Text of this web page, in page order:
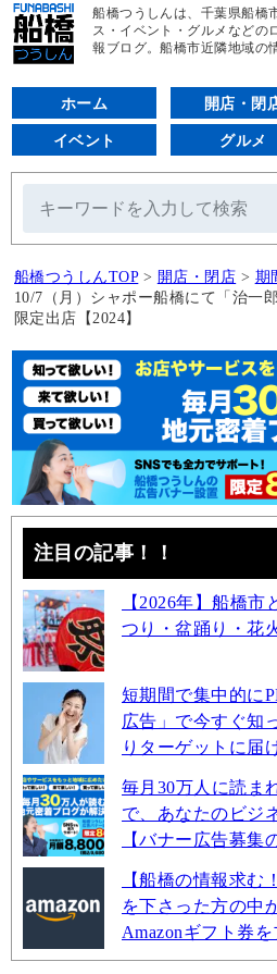
船橋つうしんは、千葉県船橋
ス・イベント・グルメなどの
報ブログ。船橋市近隣地域の
ホーム 開店・閉
イベント グルメ
船橋つうしんTOP > 開店・閉店 > 期
10/7（月）シャポー船橋にて「治一
限定出店【2024】
注目の記事！！
【2026年】船橋
つり・盆踊り・花
短期間で集中的に
広告」で今すぐ知
りターゲットに届
毎月30万人に読ま
で、あなたのビジ
【バナー広告募集
【船橋の情報求む
を下さった方の中
Amazonギフト券